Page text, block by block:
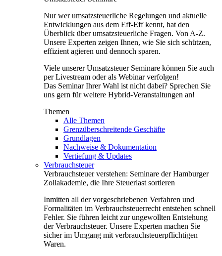
Nur wer umsatzsteuerliche Regelungen und aktuelle
Entwicklungen aus dem Eff-Eff kennt, hat den
Überblick über umsatzsteuerliche Fragen. Von A-Z.
Unsere Experten zeigen Ihnen, wie Sie sich schützen,
effizient agieren und dennoch sparen.
Viele unserer Umsatzsteuer Seminare können Sie auch
per Livestream oder als Webinar verfolgen!
Das Seminar Ihrer Wahl ist nicht dabei? Sprechen Sie
uns gern für weitere Hybrid-Veranstaltungen an!
Themen
Alle Themen
Grenzüberschreitende Geschäfte
Grundlagen
Nachweise & Dokumentation
Vertiefung & Updates
Verbrauchsteuer
Verbrauchsteuer verstehen: Seminare der Hamburger
Zollakademie, die Ihre Steuerlast sortieren
Inmitten all der vorgeschriebenen Verfahren und
Formalitäten im Verbrauchsteuerrecht entstehen schnell
Fehler. Sie führen leicht zur ungewollten Entstehung
der Verbrauchsteuer. Unsere Experten machen Sie
sicher im Umgang mit verbrauchsteuerpflichtigen
Waren.